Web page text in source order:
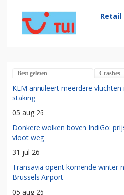
Retail
Best gelezen Crashes
KLM annuleert meerdere
staking
05 aug 26
Donkere wolken boven IndiGo:
vloot weg
31 jul 26
Transavia opent komende winter
Brussels Airport
05 aug 26